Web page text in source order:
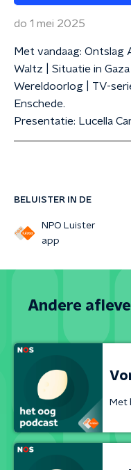
BELUISTER IN DE
NPO Luister
app
do 1 mei 2025
Met vandaag: Ontslag
Waltz | Situatie in
Wereldoorlog | TV-
Enschede.
Presentatie: Lucella
Andere
Met